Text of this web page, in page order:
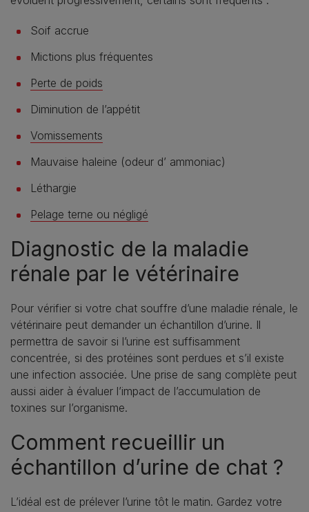
Soif accrue
Mictions plus fréquentes
Perte de poids
Diminution de l’appétit
Vomissements
Mauvaise haleine (odeur d’ ammoniac)
Léthargie
Pelage terne ou négligé
Diagnostic de la maladie
rénale par le vétérinaire
Pour vérifier si votre chat souffre d’une maladie rénale, le
vétérinaire peut demander un échantillon d’urine. Il
permettra de savoir si l’urine est suffisamment
concentrée, si des protéines sont perdues et s’il existe
une infection associée. Une prise de sang complète peut
aussi aider à évaluer l’impact de l’accumulation de
toxines sur l’organisme.
Comment recueillir un
échantillon d’urine de chat ?
L’idéal est de prélever l’urine tôt le matin. Gardez votre